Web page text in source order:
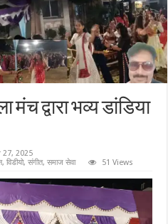
द्वारा भव्य डांडिया
2025
,विडीयो,संगीत,समाज सेवा 51 Views